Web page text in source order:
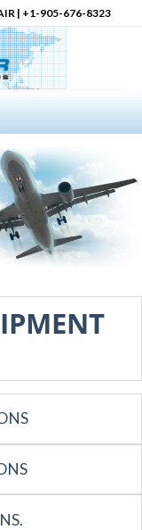
| +1-905-676-8323